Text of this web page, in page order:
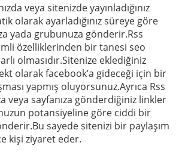
veya sitenizde yayınladığınız
olarak ayarladığınız süreye göre
yada grubunuza gönderir.Rss
özelliklerinden bir tanesi seo
olmasıdır.Sitenize eklediğiniz
olarak facebook’a gideceği için bir
yapmış oluyorsunuz.Ayrıca Rss
veya sayfanıza gönderdiğiniz linkler
potansiyeline göre ciddi bir
sayede sitenizi bir paylaşım
kişi ziyaret eder.